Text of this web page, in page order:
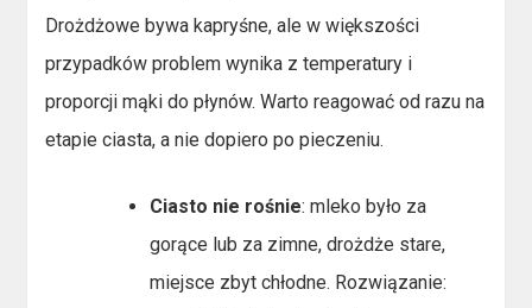
Drożdżowe bywa kapryśne, ale w większości
przypadków problem wynika z temperatury i
proporcji mąki do płynów. Warto reagować od razu na
etapie ciasta, a nie dopiero po pieczeniu.
Ciasto nie rośnie: mleko było za
gorące lub za zimne, drożdże stare,
miejsce zbyt chłodne. Rozwiązanie: